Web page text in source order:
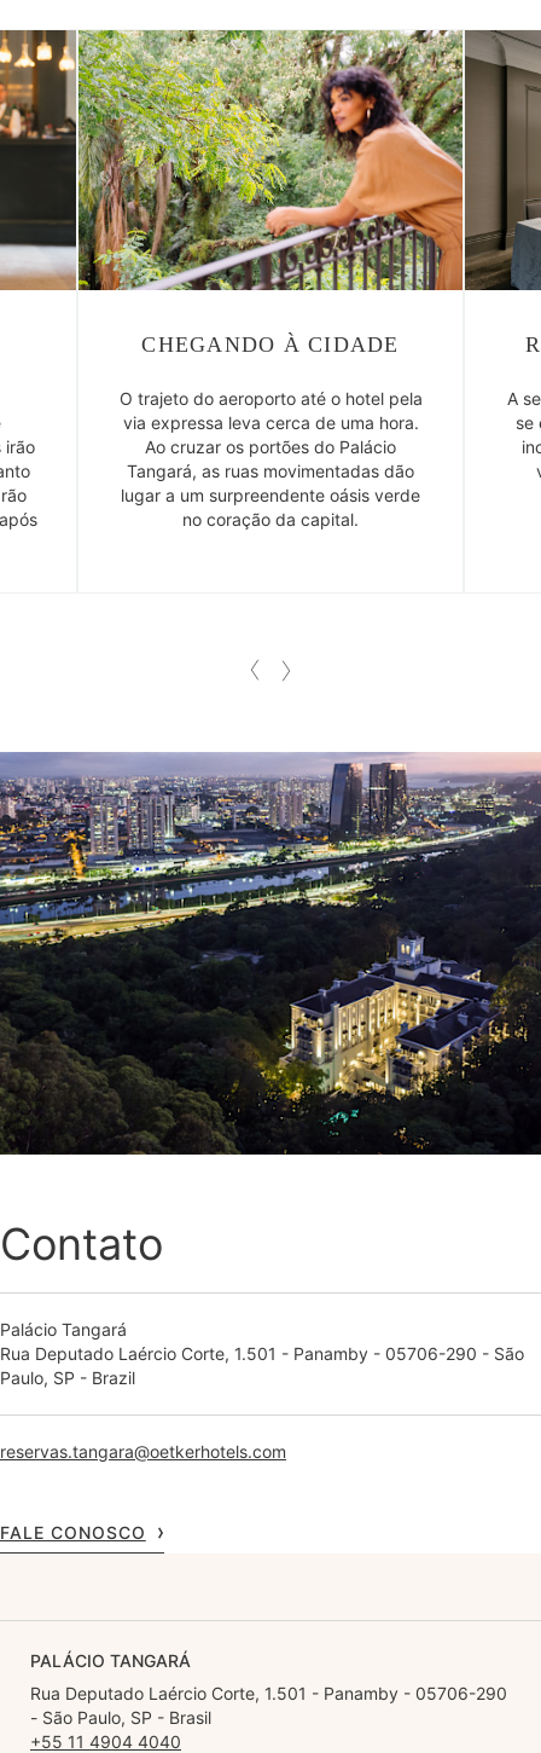
irão
CHEGANDO À CIDADE
O trajeto do aeroporto até o hotel pela
via expressa leva cerca de uma hora.
Ao cruzar os portões do Palácio
Tangará, as ruas movimentadas dão
lugar a um surpreendente oásis verde
no coração da capital.
A
se
Contato
Palácio Tangará
Rua Deputado Laércio Corte, 1.501 - Panamby - 05706-290 - São
Paulo, SP - Brazil
reservas.tangara@oetkerhotels.com
FALE CONOSCO
PALÁCIO TANGARÁ
Rua Deputado Laércio Corte, 1.501 - Panamby - 05706-290
- São Paulo, SP - Brasil
+55 11 4904 4040